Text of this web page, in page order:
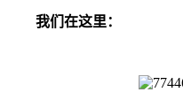
我们在这里：